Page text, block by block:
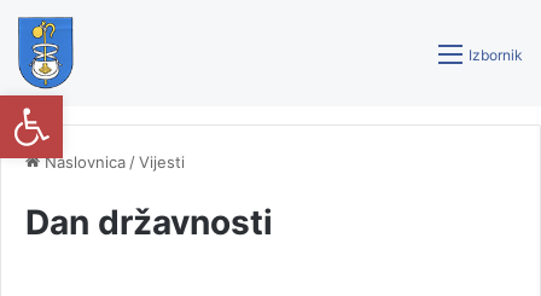
Izbornik
Naslovnica /Vijesti
Dan državnosti
Open toolbar